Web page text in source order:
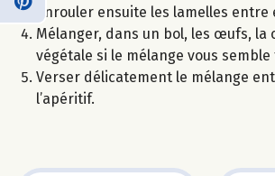
Enrouler ensuite les lamelles
Mélanger, dans un bol, les œufs, la
végétale si le mélange vous
Verser délicatement le mélange
l’apéritif.